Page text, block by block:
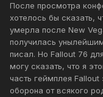
После просмотра
хотелось бы сказать,
умерла после New
получилась
писал. Но Fallout 76
могу сказать, что я
часть геймплея
оборона от всякого